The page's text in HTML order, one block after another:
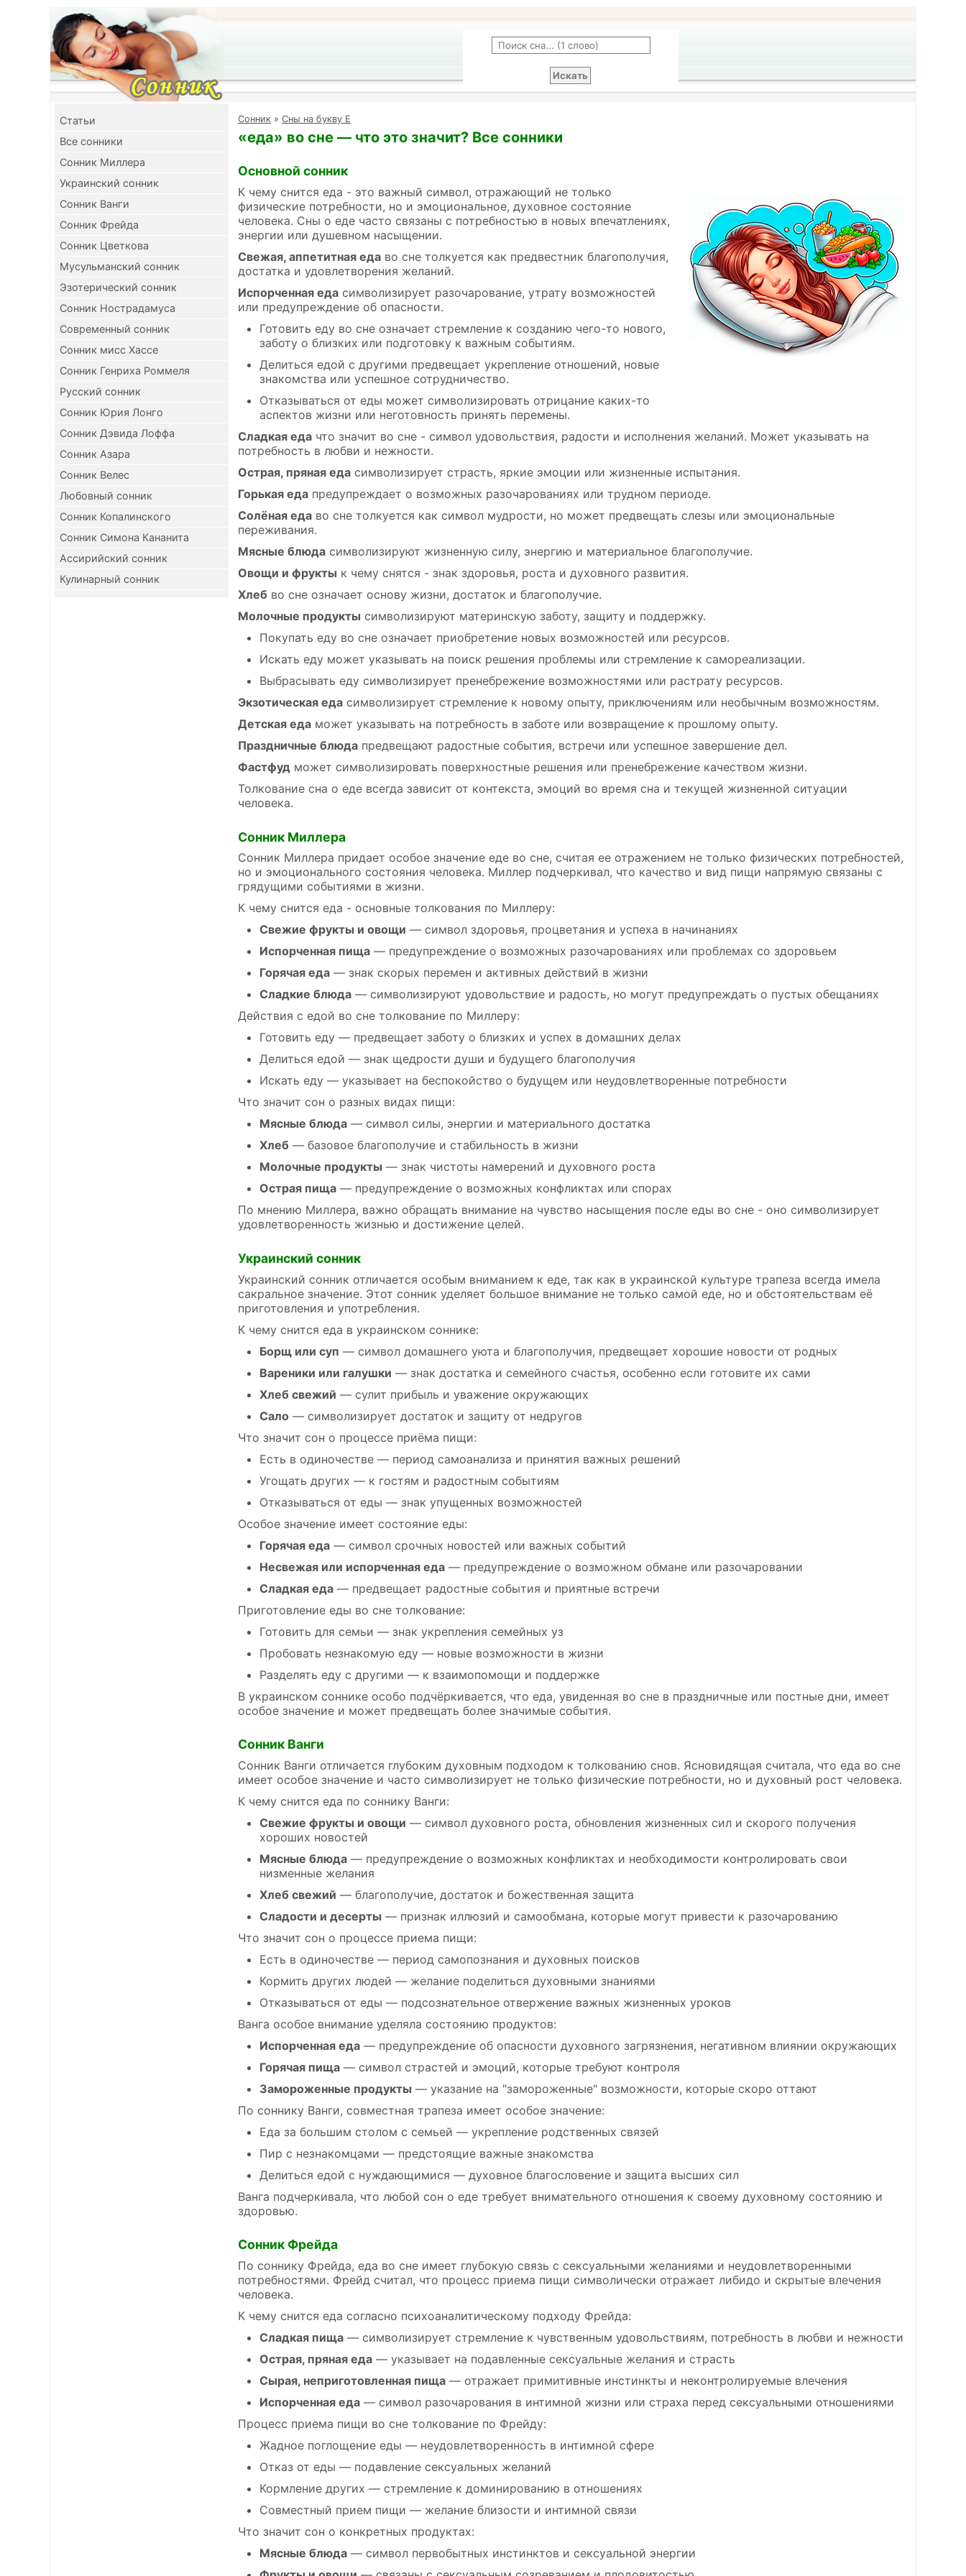
Cтатьи
Все сонники
Сонник Миллера
Украинский сонник
Сонник Ванги
Сонник Фрейда
Сонник Цветкова
Мусульманский сонник
Эзотерический сонник
Сонник Нострадамуса
Современный сонник
Сонник мисс Хассе
Сонник Генриха Роммеля
Русский сонник
Сонник Юрия Лонго
Сонник Дэвида Лоффа
Сонник Азара
Сонник Велес
Любовный сонник
Сонник Копалинского
Сонник Симона Кананита
Ассирийский сонник
Кулинарный сонник
Cонник » Сны на букву Е
«еда» во сне — что это значит? Все сонники
Основной сонник
К чему снится еда - это важный символ, отражающий не только
физические потребности, но и эмоциональное, духовное состояние
человека. Сны о еде часто связаны с потребностью в новых впечатлениях,
энергии или душевном насыщении.
Свежая, аппетитная еда во сне толкуется как предвестник благополучия,
достатка и удовлетворения желаний.
Испорченная еда символизирует разочарование, утрату возможностей
или предупреждение об опасности.
Готовить еду во сне означает стремление к созданию чего-то нового,
заботу о близких или подготовку к важным событиям.
Делиться едой с другими предвещает укрепление отношений, новые
знакомства или успешное сотрудничество.
Отказываться от еды может символизировать отрицание каких-то
аспектов жизни или неготовность принять перемены.
Сладкая еда что значит во сне - символ удовольствия, радости и исполнения желаний. Может указывать на
потребность в любви и нежности.
Острая, пряная еда символизирует страсть, яркие эмоции или жизненные испытания.
Горькая еда предупреждает о возможных разочарованиях или трудном периоде.
Солёная еда во сне толкуется как символ мудрости, но может предвещать слезы или эмоциональные
переживания.
Мясные блюда символизируют жизненную силу, энергию и материальное благополучие.
Овощи и фрукты к чему снятся - знак здоровья, роста и духовного развития.
Хлеб во сне означает основу жизни, достаток и благополучие.
Молочные продукты символизируют материнскую заботу, защиту и поддержку.
Покупать еду во сне означает приобретение новых возможностей или ресурсов.
Искать еду может указывать на поиск решения проблемы или стремление к самореализации.
Выбрасывать еду символизирует пренебрежение возможностями или растрату ресурсов.
Экзотическая еда символизирует стремление к новому опыту, приключениям или необычным возможностям.
Детская еда может указывать на потребность в заботе или возвращение к прошлому опыту.
Праздничные блюда предвещают радостные события, встречи или успешное завершение дел.
Фастфуд может символизировать поверхностные решения или пренебрежение качеством жизни.
Толкование сна о еде всегда зависит от контекста, эмоций во время сна и текущей жизненной ситуации
человека.
Сонник Миллера
Сонник Миллера придает особое значение еде во сне, считая ее отражением не только физических потребностей,
но и эмоционального состояния человека. Миллер подчеркивал, что качество и вид пищи напрямую связаны с
грядущими событиями в жизни.
К чему снится еда - основные толкования по Миллеру:
Свежие фрукты и овощи — символ здоровья, процветания и успеха в начинаниях
Испорченная пища — предупреждение о возможных разочарованиях или проблемах со здоровьем
Горячая еда — знак скорых перемен и активных действий в жизни
Сладкие блюда — символизируют удовольствие и радость, но могут предупреждать о пустых обещаниях
Действия с едой во сне толкование по Миллеру:
Готовить еду — предвещает заботу о близких и успех в домашних делах
Делиться едой — знак щедрости души и будущего благополучия
Искать еду — указывает на беспокойство о будущем или неудовлетворенные потребности
Что значит сон о разных видах пищи:
Мясные блюда — символ силы, энергии и материального достатка
Хлеб — базовое благополучие и стабильность в жизни
Молочные продукты — знак чистоты намерений и духовного роста
Острая пища — предупреждение о возможных конфликтах или спорах
По мнению Миллера, важно обращать внимание на чувство насыщения после еды во сне - оно символизирует
удовлетворенность жизнью и достижение целей.
Украинский сонник
Украинский сонник отличается особым вниманием к еде, так как в украинской культуре трапеза всегда имела
сакральное значение. Этот сонник уделяет большое внимание не только самой еде, но и обстоятельствам её
приготовления и употребления.
К чему снится еда в украинском соннике:
Борщ или суп — символ домашнего уюта и благополучия, предвещает хорошие новости от родных
Вареники или галушки — знак достатка и семейного счастья, особенно если готовите их сами
Хлеб свежий — сулит прибыль и уважение окружающих
Сало — символизирует достаток и защиту от недругов
Что значит сон о процессе приёма пищи:
Есть в одиночестве — период самоанализа и принятия важных решений
Угощать других — к гостям и радостным событиям
Отказываться от еды — знак упущенных возможностей
Особое значение имеет состояние еды:
Горячая еда — символ срочных новостей или важных событий
Несвежая или испорченная еда — предупреждение о возможном обмане или разочаровании
Сладкая еда — предвещает радостные события и приятные встречи
Приготовление еды во сне толкование:
Готовить для семьи — знак укрепления семейных уз
Пробовать незнакомую еду — новые возможности в жизни
Разделять еду с другими — к взаимопомощи и поддержке
В украинском соннике особо подчёркивается, что еда, увиденная во сне в праздничные или постные дни, имеет
особое значение и может предвещать более значимые события.
Сонник Ванги
Сонник Ванги отличается глубоким духовным подходом к толкованию снов. Ясновидящая считала, что еда во сне
имеет особое значение и часто символизирует не только физические потребности, но и духовный рост человека.
К чему снится еда по соннику Ванги:
Свежие фрукты и овощи — символ духовного роста, обновления жизненных сил и скорого получения
хороших новостей
Мясные блюда — предупреждение о возможных конфликтах и необходимости контролировать свои
низменные желания
Хлеб свежий — благополучие, достаток и божественная защита
Сладости и десерты — признак иллюзий и самообмана, которые могут привести к разочарованию
Что значит сон о процессе приема пищи:
Есть в одиночестве — период самопознания и духовных поисков
Кормить других людей — желание поделиться духовными знаниями
Отказываться от еды — подсознательное отвержение важных жизненных уроков
Ванга особое внимание уделяла состоянию продуктов:
Испорченная еда — предупреждение об опасности духовного загрязнения, негативном влиянии окружающих
Горячая пища — символ страстей и эмоций, которые требуют контроля
Замороженные продукты — указание на "замороженные" возможности, которые скоро оттают
По соннику Ванги, совместная трапеза имеет особое значение:
Еда за большим столом с семьей — укрепление родственных связей
Пир с незнакомцами — предстоящие важные знакомства
Делиться едой с нуждающимися — духовное благословение и защита высших сил
Ванга подчеркивала, что любой сон о еде требует внимательного отношения к своему духовному состоянию и
здоровью.
Сонник Фрейда
По соннику Фрейда, еда во сне имеет глубокую связь с сексуальными желаниями и неудовлетворенными
потребностями. Фрейд считал, что процесс приема пищи символически отражает либидо и скрытые влечения
человека.
К чему снится еда согласно психоаналитическому подходу Фрейда:
Сладкая пища — символизирует стремление к чувственным удовольствиям, потребность в любви и нежности
Острая, пряная еда — указывает на подавленные сексуальные желания и страсть
Сырая, неприготовленная пища — отражает примитивные инстинкты и неконтролируемые влечения
Испорченная еда — символ разочарования в интимной жизни или страха перед сексуальными отношениями
Процесс приема пищи во сне толкование по Фрейду:
Жадное поглощение еды — неудовлетворенность в интимной сфере
Отказ от еды — подавление сексуальных желаний
Кормление других — стремление к доминированию в отношениях
Совместный прием пищи — желание близости и интимной связи
Что значит сон о конкретных продуктах:
Мясные блюда — символ первобытных инстинктов и сексуальной энергии